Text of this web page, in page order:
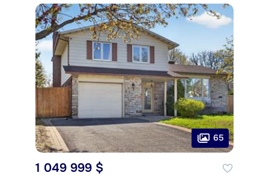
65
1 049 999 $